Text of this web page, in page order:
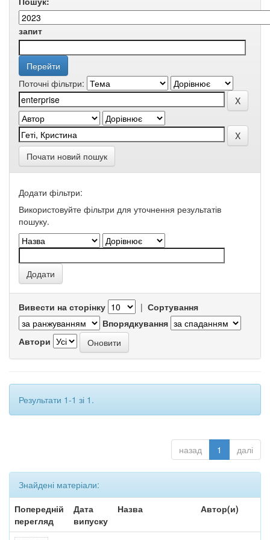
запит
Поточні фільтри:
Почати новий пошук
Додати фільтри:
Використовуйте фільтри для уточнення результатів
пошуку.
Вивести на сторінку | Сортування
Впорядкування
Автори
Результати 1-1 зі 1.
назад 1 далі
Знайдені матеріали:
Попередній
перегляд
Дата
випуску
Назва Автор(и)